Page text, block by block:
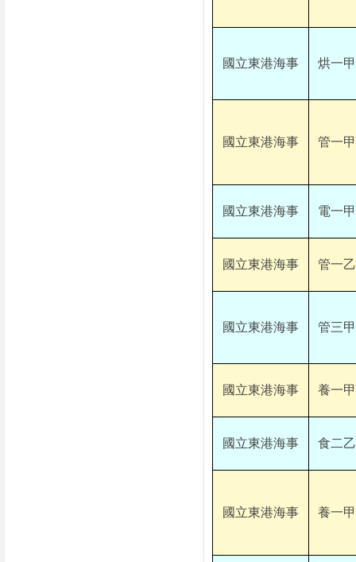
國立東港海事 烘一甲
國立東港海事 管一甲
國立東港海事 電一甲
國立東港海事 管一乙
國立東港海事 管三甲
國立東港海事 養一甲
國立東港海事 食二乙
國立東港海事 養一甲